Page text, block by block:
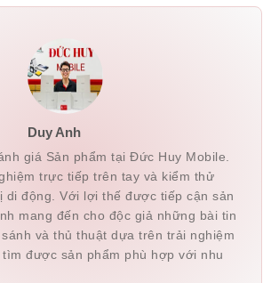
Duy Anh
giá Sản phẩm tại Đức Huy Mobile.
trực tiếp trên tay và kiểm thử
di động. Với lợi thế được tiếp cận sản
mang đến cho độc giả những bài tin
và thủ thuật dựa trên trải nghiệm
được sản phẩm phù hợp với nhu